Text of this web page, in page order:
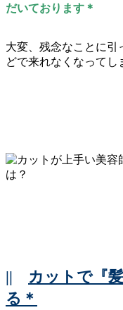
だいております＊
大変、残念なことに引
どで来れなくなってし
|| カットで『
る＊